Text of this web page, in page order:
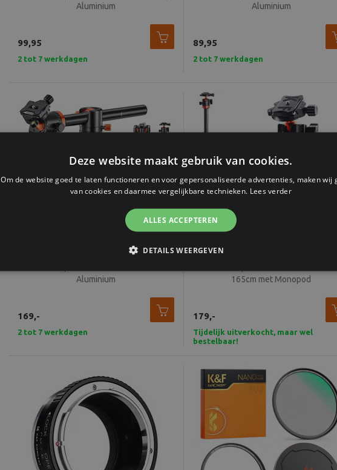
Aluminium
99,95
2 tot 7 werkdagen
Aluminium
89,95
2 tot 7 werkdagen
Aluminium
169,-
2 tot 7 werkdagen
165cm met Monopod
179,-
Tijdelijk uitverkocht, maar wel
bestelbaar!
Deze website maakt gebruik van cookies.
Om de website goed te laten functioneren en voor gepersonaliseerde advertenties, maken wij
van cookies en daarmee vergelijkbare technieken. Lees verder
ALLES ACCEPTEREN
DETAILS WEERGEVEN